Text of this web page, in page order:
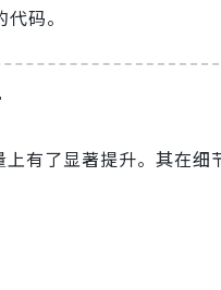
码。
有了显著提升。其在